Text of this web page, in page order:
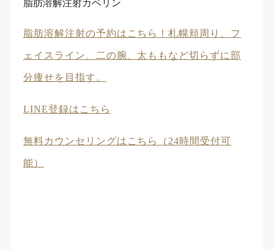
脂肪溶解注射カベリン
脂肪溶解注射の予約はこちら！札幌頬周り、フ
ェイスライン、二の腕、太ももなど切らずに部
分痩せを目指す。
LINE登録はこちら
無料カウンセリングはこちら（24時間受付可
能）